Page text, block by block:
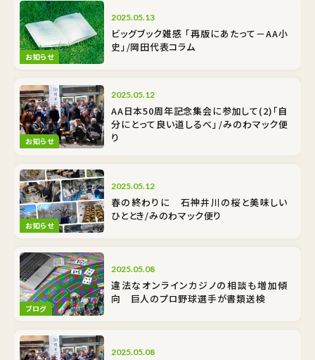
お知らせ
2025.05.13
ビッグブック雑感 「再版にあたって－AA小
史」/岡田代表コラム
お知らせ
2025.05.12
AA日本50周年記念集会に参加して(2)「自
分にとって良い道しるべ」/みのわマック便
り
お知らせ
2025.05.12
春の終わりに 石神井川の桜と美味しい
ひととき/みのわマック便り
ブログ
2025.05.08
違法なオンラインカジノの相談も増加傾
向 巨人のプロ野球選手が書類送検
2025.05.08